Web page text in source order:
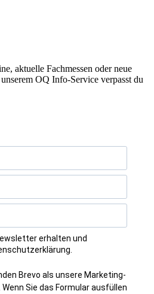
aktuelle Fachmessen oder neue
OQ Info-Service verpasst du
erhalten und
Brevo als unsere Marketing-
Sie das Formular ausfüllen